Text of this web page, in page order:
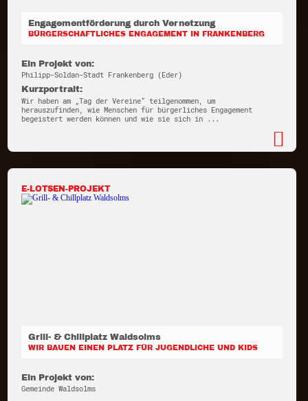
Engagementförderung durch Vernetzung
BÜRGERSCHAFTLICHES ENGAGEMENT IN FRANKENBERG
Ein Projekt von:
Philipp-Soldan-Stadt Frankenberg (Eder)
Kurzportrait:
Wir haben am „Tag der Vereine“ teilgenommen, um
herauszufinden, wie Menschen für bürgerliches Engagement
begeistert werden können und wie sie sich in ...
E-LOTSEN-PROJEKT
Grill- & Chillplatz Waldsolms
WIR BAUEN EINEN PLATZ FÜR JUGENDLICHE UND KIDS
Ein Projekt von:
Gemeinde Waldsolms